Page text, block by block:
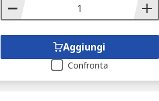
Aggiungi
Confronta